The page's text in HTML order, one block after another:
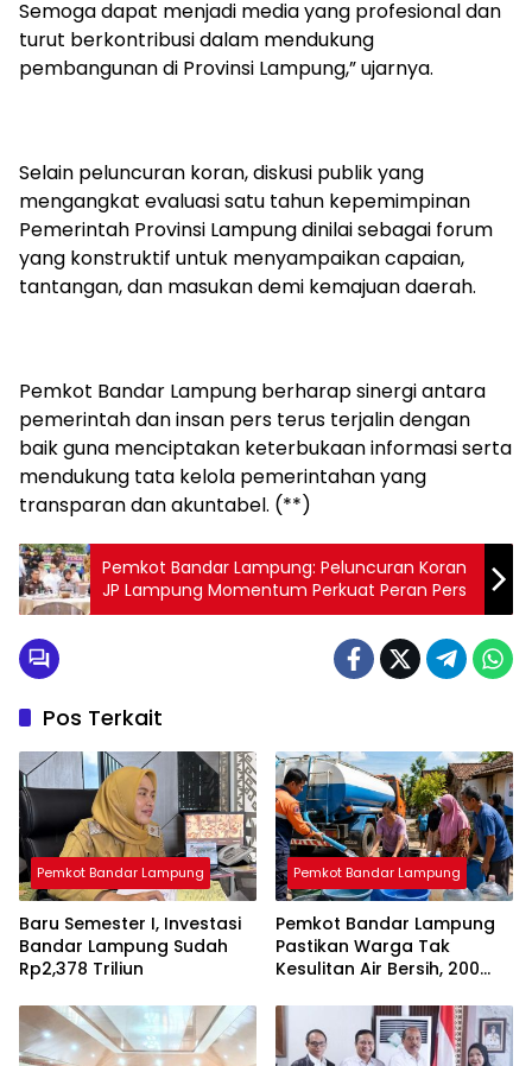
Semoga dapat menjadi media yang profesional dan
turut berkontribusi dalam mendukung
pembangunan di Provinsi Lampung,” ujarnya.
Selain peluncuran koran, diskusi publik yang
mengangkat evaluasi satu tahun kepemimpinan
Pemerintah Provinsi Lampung dinilai sebagai forum
yang konstruktif untuk menyampaikan capaian,
tantangan, dan masukan demi kemajuan daerah.
Pemkot Bandar Lampung berharap sinergi antara
pemerintah dan insan pers terus terjalin dengan
baik guna menciptakan keterbukaan informasi serta
mendukung tata kelola pemerintahan yang
transparan dan akuntabel. (**)
Pemkot Bandar Lampung: Peluncuran Koran
JP Lampung Momentum Perkuat Peran Pers
Pos Terkait
Pemkot Bandar Lampung
Baru Semester I, Investasi
Bandar Lampung Sudah
Rp2,378 Triliun
Pemkot Bandar Lampung
Pemkot Bandar Lampung
Pastikan Warga Tak
Kesulitan Air Bersih, 200